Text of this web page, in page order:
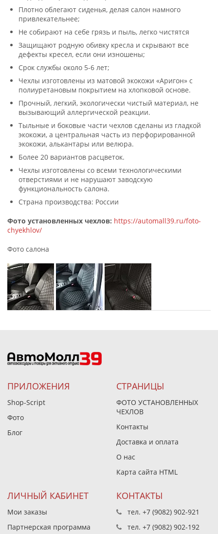
Плотно облегают сиденья, делая салон намного
привлекательнее;
Не собирают на себе грязь и пыль, легко чистятся
Защищают родную обивку кресла и скрывают все
дефекты кресел, если они изношены;
Срок службы около 5-6 лет;
Чехлы изготовлены из матовой экокожи «Аригон» с
полиуретановым покрытием на хлопковой основе.
Прочный, легкий, экологически чистый материал, не
вызывающий аллергической реакции.
Тыльные и боковые части чехлов сделаны из гладкой
экокожи, а центральная часть из перфорированной
экокожи, алькантары или велюра.
Более 20 вариантов расцветок.
Чехлы изготовлены со всеми технологическими
отверстиями и не нарушают заводскую
функциональность салона.
Страна производства: России
Фото установленных чехлов: https://automall39.ru/foto-
chyekhlov/
Фото салона
ПРИЛОЖЕНИЯ
Shop-Script
Фото
Блог
СТРАНИЦЫ
ФОТО УСТАНОВЛЕННЫХ
ЧЕХЛОВ
Контакты
Доставка и оплата
О нас
Карта сайта HTML
ЛИЧНЫЙ КАБИНЕТ
Мои заказы
Партнерская программа
КОНТАКТЫ
тел. +7 (9082) 902-921
тел. +7 (9082) 902-192